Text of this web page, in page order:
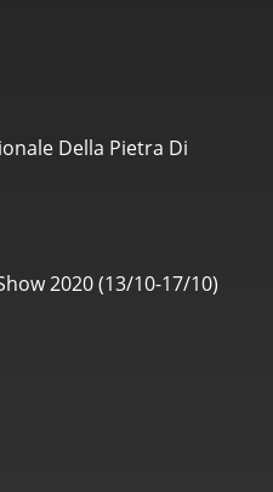
Della Pietra Di
2020 (13/10-17/10)